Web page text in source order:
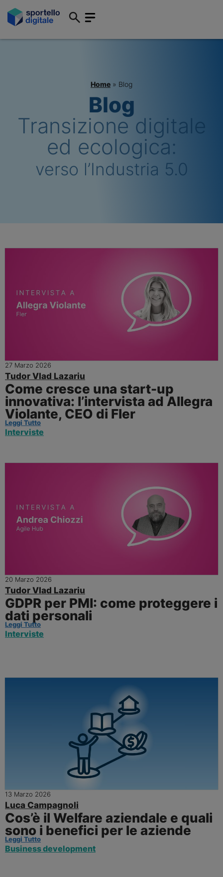
Home » Blog
Blog
Transizione digitale
ed ecologica:
verso l’Industria 5.0
27 Marzo 2026
Tudor Vlad Lazariu
Come cresce una start-up
innovativa: l’intervista ad Allegra
Violante, CEO di Fler
Leggi Tutto
Interviste
20 Marzo 2026
Tudor Vlad Lazariu
GDPR per PMI: come proteggere i
dati personali
Leggi Tutto
Interviste
13 Marzo 2026
Luca Campagnoli
Cos’è il Welfare aziendale e quali
sono i benefici per le aziende
Leggi Tutto
Business development